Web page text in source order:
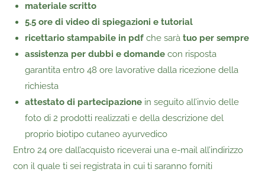
materiale scritto
5.5 ore di video di spiegazioni e tutorial
ricettario stampabile in pdf che saràtuo per sempre
assistenza per dubbi e domande con risposta
garantitaentro 48 ore lavorative dalla ricezione della
richiesta
attestato di partecipazione in seguito all’invio delle
foto di 2 prodotti realizzati e della descrizione del
proprio biotipo cutaneo ayurvedico
Entro 24 ore dall’acquisto riceverai una e-mail all’indirizzo
con il quale ti sei registrata in cui ti saranno forniti